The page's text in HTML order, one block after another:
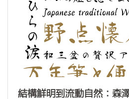
結構鮮明到流動自然：森